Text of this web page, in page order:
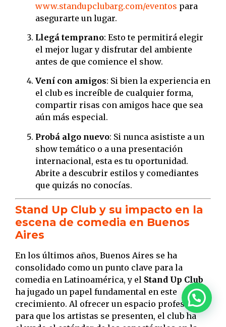
www.standupclubarg.com/eventos para
asegurarte un lugar.
Llegá temprano: Esto te permitirá elegir
el mejor lugar y disfrutar del ambiente
antes de que comience el show.
Vení con amigos: Si bien la experiencia en
el club es increíble de cualquier forma,
compartir risas con amigos hace que sea
aún más especial.
Probá algo nuevo: Si nunca asististe a un
show temático o a una presentación
internacional, esta es tu oportunidad.
Abrite a descubrir estilos y comediantes
que quizás no conocías.
Stand Up Club y su impacto en la
escena de comedia en Buenos
Aires
En los últimos años, Buenos Aires se ha
consolidado como un punto clave para la
comedia en Latinoamérica, y el Stand Up Club
ha jugado un papel fundamental en este
crecimiento. Al ofrecer un espacio profesional
para que los artistas se presenten, el club ha